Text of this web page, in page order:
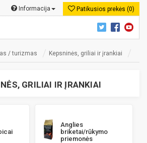
Patikusios prekės (0)
Informacija
/ turizmas Kepsninės, griliai ir įrankiai
GRILIAI IR ĮRANKIAI
Anglies
briketai/rūkymo
priemonės